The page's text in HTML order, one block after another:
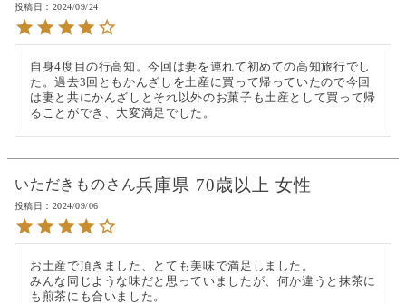
投稿日 2024/09/24
自身4度目の行高知。今回は妻を連れて初めての高知旅行でし
た。過去3回ともかんざしを土産に買って帰っていたので今回
は妻と共にかんざしとそれ以外のお菓子も土産として買って帰
ることができ、大変満足でした。
いただきもの 兵庫県 70歳以上 女性
投稿日 2024/09/06
お土産で頂きました、とても美味で満足しました。
みんな同じような味だと思っていましたが、何か違うと抹茶に
も煎茶にも合いました。